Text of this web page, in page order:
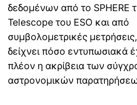
δεδομένων από το SPHERE
Telescope του ESO και από
συμβολομετρικές
δείχνει πόσο εντυπωσιακά
πλέον η ακρίβεια των
αστρονομικών